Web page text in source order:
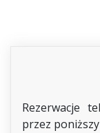
Rezerwacje
przez